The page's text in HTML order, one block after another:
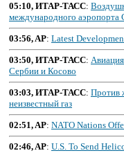
05:10, ИТАР-ТАСС:
международного аэропорта
03:56, AP: Latest
03:50, ИТАР-ТАСС:
Сербии и Косово
03:03, ИТАР-ТАСС: Против
неизвестный газ
02:51, AP: NATO Nations
02:46, AP: U.S. To Send